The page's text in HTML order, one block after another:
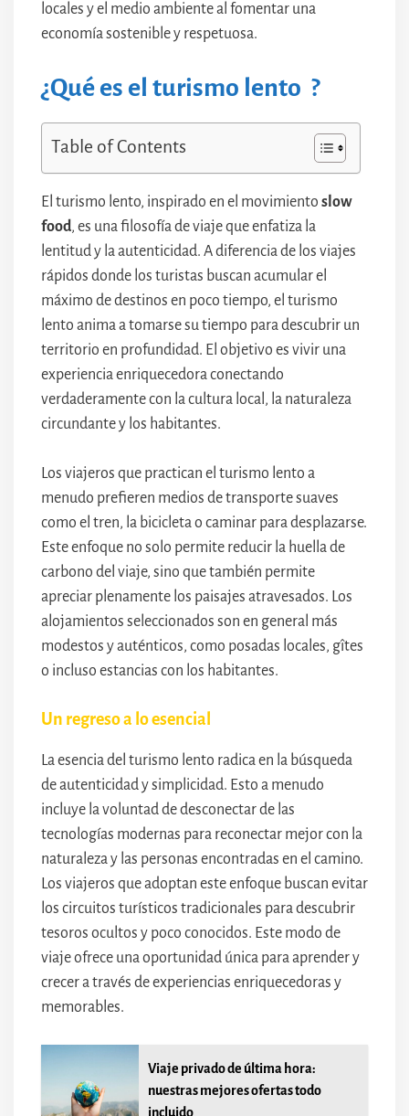
locales y el medio ambiente al fomentar una
economía sostenible y respetuosa.
¿Qué es el turismo lento ?
Table of Contents
El turismo lento, inspirado en el movimiento slow
food, es una filosofía de viaje que enfatiza la
lentitud y la autenticidad. A diferencia de los viajes
rápidos donde los turistas buscan acumular el
máximo de destinos en poco tiempo, el turismo
lento anima a tomarse su tiempo para descubrir un
territorio en profundidad. El objetivo es vivir una
experiencia enriquecedora conectando
verdaderamente con la cultura local, la naturaleza
circundante y los habitantes.
Los viajeros que practican el turismo lento a
menudo prefieren medios de transporte suaves
como el tren, la bicicleta o caminar para desplazarse.
Este enfoque no solo permite reducir la huella de
carbono del viaje, sino que también permite
apreciar plenamente los paisajes atravesados. Los
alojamientos seleccionados son en general más
modestos y auténticos, como posadas locales, gîtes
o incluso estancias con los habitantes.
Un regreso a lo esencial
La esencia del turismo lento radica en la búsqueda
de autenticidad y simplicidad. Esto a menudo
incluye la voluntad de desconectar de las
tecnologías modernas para reconectar mejor con la
naturaleza y las personas encontradas en el camino.
Los viajeros que adoptan este enfoque buscan evitar
los circuitos turísticos tradicionales para descubrir
tesoros ocultos y poco conocidos. Este modo de
viaje ofrece una oportunidad única para aprender y
crecer a través de experiencias enriquecedoras y
memorables.
Viaje privado de última hora:
nuestras mejores ofertas todo
incluido